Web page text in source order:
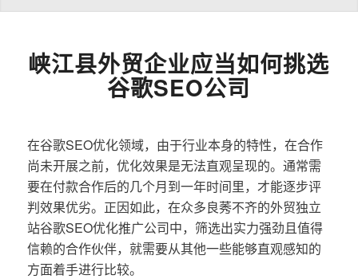
峡江县外贸企业应当如何挑选
谷歌SEO公司
在谷歌SEO优化领域，由于行业本身的特性，在合作
尚未开展之前，优化效果是无法直观呈现的。通常需
要在付款合作后的几个月到一年时间里，才能逐步评
判效果优劣。正因如此，在众多良莠不齐的外贸独立
站谷歌SEO优化推广公司中，筛选出实力强劲且值得
信赖的合作伙伴，就需要从其他一些能够直观感知的
方面着手进行比较。